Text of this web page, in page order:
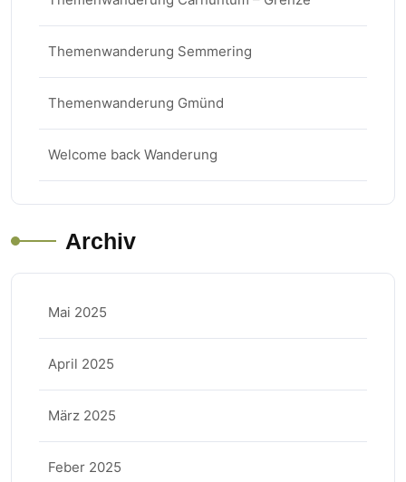
Themenwanderung Semmering
Themenwanderung Gmünd
Welcome back Wanderung
Archiv
Mai 2025
April 2025
März 2025
Feber 2025